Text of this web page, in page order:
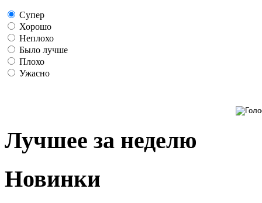
Супер
Хорошо
Неплохо
Было лучше
Плохо
Ужасно
Лучшее за неделю
Новинки